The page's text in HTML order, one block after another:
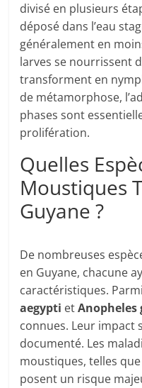
divisé en plusieurs
déposé dans l’eau
généralement en
larves se nourrissent
transforment en
de métamorphose,
phases sont
prolifération.
Quelles
Moustiques
Guyane ?
De nombreuses
en Guyane, chacune
caractéristiques.
aegypti etAnopheles
connues. Leur impact
documenté. Les
moustiques, telles
posent un risque